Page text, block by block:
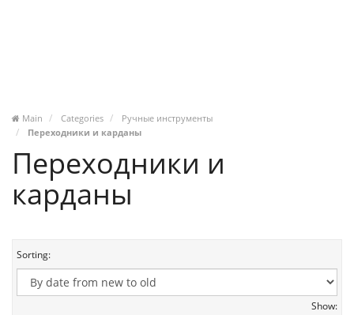
Main Categories
Ручные инструменты
Переходники и карданы
Переходники и
карданы
Sorting:
Show: